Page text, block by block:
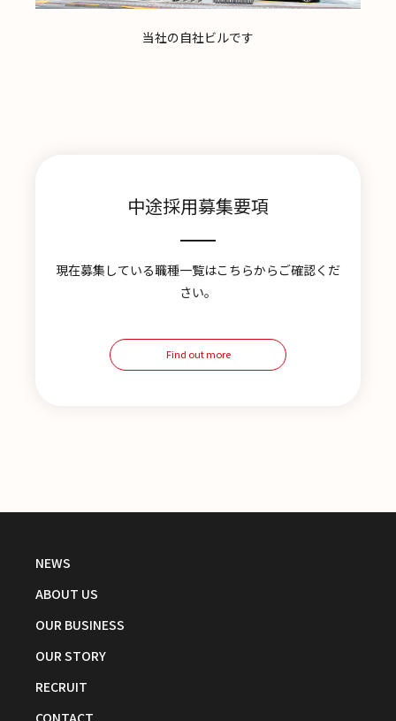
当社の自社ビルです
中途採用募集要項
現在募集している職種一覧はこちらからご確認くだ
さい。
Find out more
NEWS
ABOUT US
OUR BUSINESS
OUR STORY
RECRUIT
CONTACT